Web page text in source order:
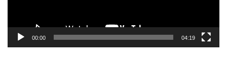
00:00 04:19